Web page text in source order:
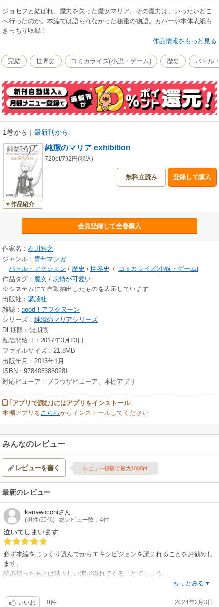
ジョセフと結ばれ、魔力を失った魔女マリア。その魔力は、いったいどこ
へ行ったのか。本編では語られなかった秘密の物語。カバーや本体表紙も
きっちり収録！
作品情報をもっと見る
完結 世界史 コミカライズ(小説・ゲーム) 歴史 バトル
1巻から ｜ 最新刊から
作品紹介
純潔のマリア exhibition
720pt/792円(税込)
無料立読み 登録して購入
会員登録して全巻購入
作家名： 石川雅之
ジャンル： 青年マンガ
バトル・アクション / 歴史 / 世界史 / コミカライズ(小説・ゲーム)
作品タグ： 魔女 / 表情が可愛い
※システムにて自動抽出したものを表示しています
出版社： 講談社
雑誌： good！アフタヌーン
シリーズ： 純潔のマリアシリーズ
DL期限：無期限
配信開始日：2017年3月23日
ファイルサイズ：21.8MB
出版年月：2015年1月
ISBN：9784063880281
対応ビューア：ブラウザビューア、本棚アプリ
｢アプリで読む｣にはアプリをインストール!
本棚アプリを こちらからインストールしてください
みんなのレビュー
レビューを書く レビュー投稿で最大1000pt!
最新のレビュー
kanawocchiさん
(男性/50代) 総レビュー数：4件
泣いてしまいます
必ず本編をじっくり読んでからエキシビジョンを読まれることをお勧めし
ます。
読み切ったあとは清々しい涙が溢れてくることでしょう。
石川先生の作品は登場人物の表情が可愛くてついつい感情移入してしまい
もやしもんもオススメです！
もっとみる▼
いいね 0件 2024年2月3日